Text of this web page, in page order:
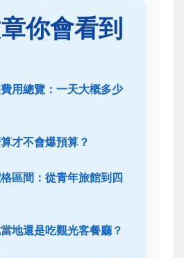
你會看到
用總覽：一天大概多少
才不會爆預算？
區間：從青年旅館到四
地還是吃觀光客餐廳？